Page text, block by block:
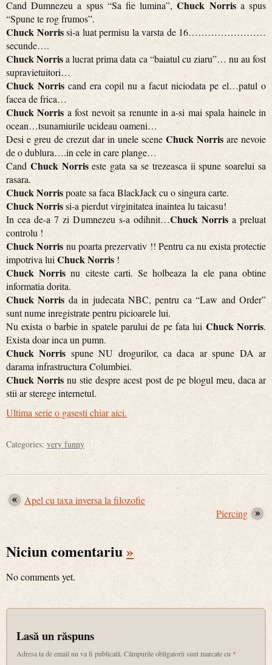
Cand Dumnezeu a spus “Sa fie lumina”,Chuck Norrisa spus
“Spune te rog frumos”.
Chuck Norrissi-a luat permisu la varsta de 16……………………
secunde….
Chuck Norrisa lucrat prima data ca “baiatul cu ziaru”… nu au fost
supravietuitori…
Chuck Norris cand era copil nu a facut niciodata pe el…patul o
facea de frica…
Chuck Norris a fost nevoit sa renunte in a-si mai spala hainele in
ocean…tsunamiurile ucideau oameni…
Desi e greu de crezut dar in unele scene Chuck Norris are nevoie
de o dublura….in cele in care plange…
Cand Chuck Norriseste gata sa se trezeasca ii spune soarelui sa
rasara.
Chuck Norrispoate sa faca BlackJack cu o singura carte.
Chuck Norrissi-a pierdut virginitatea inaintea lu taicasu!
In cea de-a 7 zi Dumnezeu s-a odihnit…Chuck Norrisa preluat
controlu !
Chuck Norris nu poarta prezervativ !! Pentru ca nu exista protectie
impotriva lui Chuck Norris !
Chuck Norris nu citeste carti. Se holbeaza la ele pana obtine
informatia dorita.
Chuck Norris da in judecata NBC, pentru ca “Law and Order”
sunt nume inregistrate pentru picioarele lui.
Nu exista o barbie in spatele parului de pe fata lui Chuck Norris.
Exista doar inca un pumn.
Chuck Norris spune NU drogurilor, ca daca ar spune DA ar
darama infrastructura Columbiei.
Chuck Norris nu stie despre acest post de pe blogul meu, daca ar
stii ar sterege internetul.
Ultima serie o gasesti chiar aici.
Categories: very funny
Apel cu taxa inversa la filozofie
Piercing
Niciun comentariu»
No comments yet.
Lasă un răspuns
Adresa ta de email nu va fi publicată. Câmpurile obligatorii sunt marcate cu *